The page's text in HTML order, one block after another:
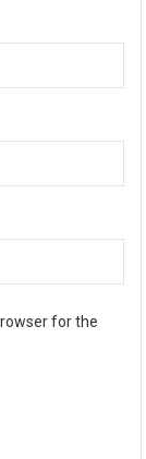
for the